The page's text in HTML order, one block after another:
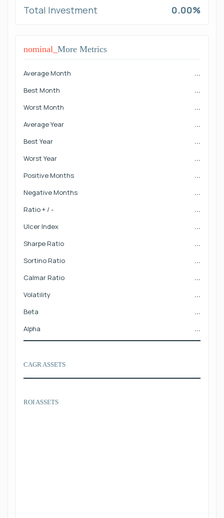
Total Investment 0.00%
nominal_ More Metrics
Average Month
...
Best Month
...
Worst Month
...
Average Year
...
Best Year
...
Worst Year
...
Positive Months
...
Negative Months
...
Ratio + / -
...
Ulcer Index
...
Sharpe Ratio
...
Sortino Ratio
...
Calmar Ratio
...
Volatility
...
Beta
...
Alpha
...
CAGR ASSETS
ROI ASSETS